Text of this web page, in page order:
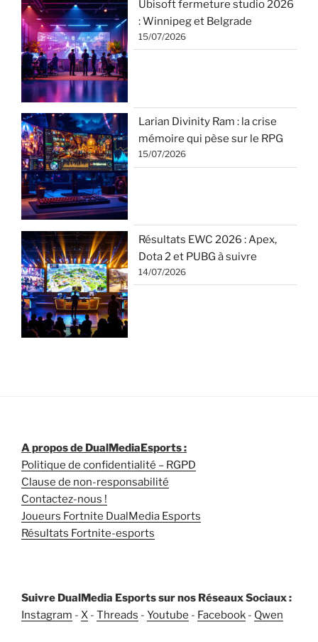
Ubisoft fermeture studio 2026
: Winnipeg et Belgrade
15/07/2026
Larian Divinity Ram : la crise
mémoire qui pèse sur le RPG
15/07/2026
Résultats EWC 2026 : Apex,
Dota 2 et PUBG à suivre
14/07/2026
A propos de DualMediaEsports :
Politique de confidentialité – RGPD
Clause de non-responsabilité
Contactez-nous !
Joueurs Fortnite DualMedia Esports
Résultats Fortnite-esports
Suivre DualMedia Esports sur nos Réseaux Sociaux :
Instagram - X - Threads - Youtube - Facebook - Qwen